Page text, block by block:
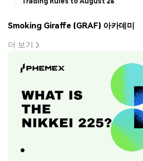
Smoking Giraffe (GRAF) 아카데미
더 보기